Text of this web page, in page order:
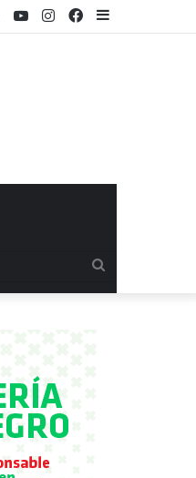
Facebook
Instagram
Youtube
WhatsApp